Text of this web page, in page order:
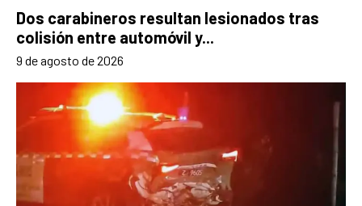
Dos carabineros resultan lesionados tras
colisión entre automóvil y...
9 de agosto de 2026